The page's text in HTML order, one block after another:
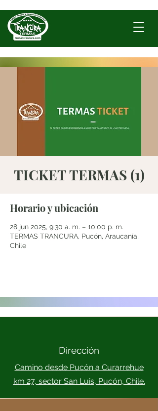
TICKET TERMAS (1)
Horario y ubicación
28 jun 2025, 9:30 a. m. – 10:00 p. m.
TERMAS TRANCURA, Pucón, Araucanía,
Chile
Dirección
Camino desde Pucón a Curarrehue
km 27, sector San Luis, Pucón, Chile.